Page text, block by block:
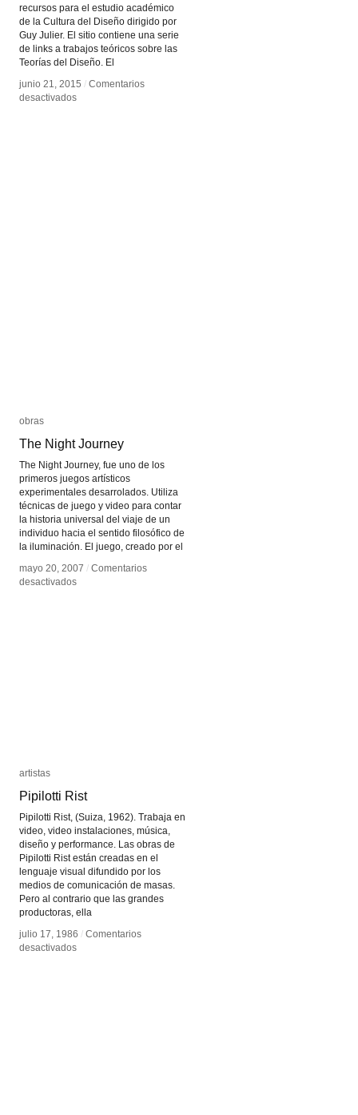
recursos para el estudio académico
de la Cultura del Diseño dirigido por
Guy Julier. El sitio contiene una serie
de links a trabajos teóricos sobre las
Teorías del Diseño. El
junio 21, 2015 / Comentarios
desactivadosen
junio 21, 2015 / Comentarios
desactivadosen
obras
The Night Journey
The Night Journey, fue uno de los
primeros juegos artísticos
experimentales desarrolados. Utiliza
técnicas de juego y video para contar
la historia universal del viaje de un
individuo hacia el sentido filosófico de
la iluminación. El juego, creado por el
mayo 20, 2007 / Comentarios
desactivadosen
obras
The Night Journey
mayo 20, 2007 / Comentarios
desactivadosen
artistas
Pipilotti Rist
Pipilotti Rist, (Suiza, 1962). Trabaja en
video, video instalaciones, música,
diseño y performance. Las obras de
Pipilotti Rist están creadas en el
lenguaje visual difundido por los
medios de comunicación de masas.
Pero al contrario que las grandes
productoras, ella
julio 17, 1986 / Comentarios
desactivadosen
artistas
Pipilotti Rist
julio 17, 1986 / Comentarios
desactivadosen